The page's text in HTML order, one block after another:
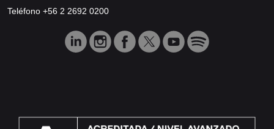
Teléfono +56 2 2692 0200